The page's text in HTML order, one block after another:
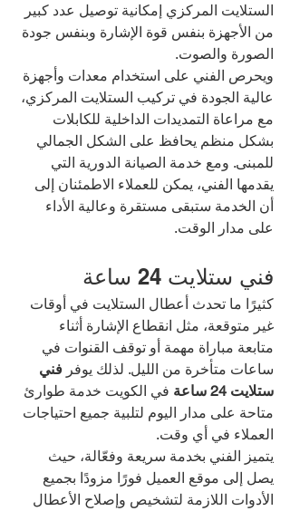
الستلايت المركزي إمكانية توصيل عدد كبير
من الأجهزة بنفس قوة الإشارة وبنفس جودة
الصورة والصوت.
ويحرص الفني على استخدام معدات وأجهزة
عالية الجودة في تركيب الستلايت المركزي،
مع مراعاة التمديدات الداخلية للكابلات
بشكل منظم يحافظ على الشكل الجمالي
للمبنى. ومع خدمة الصيانة الدورية التي
يقدمها الفني، يمكن للعملاء الاطمئنان إلى
أن الخدمة ستبقى مستقرة وعالية الأداء
على مدار الوقت.
فني ستلايت 24 ساعة
كثيرًا ما تحدث أعطال الستلايت في أوقات
غير متوقعة، مثل انقطاع الإشارة أثناء
متابعة مباراة مهمة أو توقف القنوات في
ساعات متأخرة من الليل. لذلك يوفر فني
ستلايت 24 ساعة
في الكويت خدمة طوارئ
متاحة على مدار اليوم لتلبية جميع احتياجات
العملاء في أي وقت.
يتميز الفني بخدمة سريعة وفعّالة، حيث
يصل إلى موقع العميل فورًا مزودًا بجميع
الأدوات اللازمة لتشخيص وإصلاح الأعطال